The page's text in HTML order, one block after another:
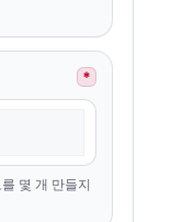
*
몇 개 만들지